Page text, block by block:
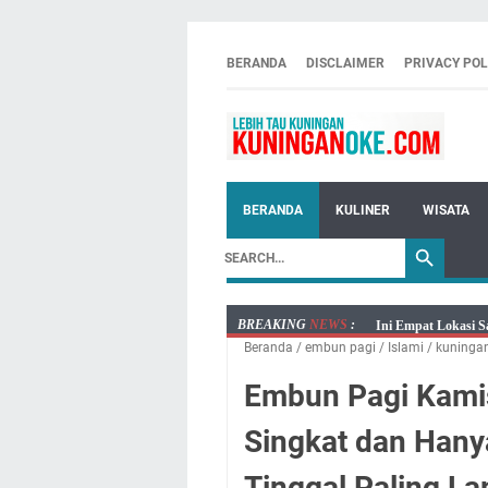
BERANDA DISCLAIMER PRIVACY
BERANDA KULINER WISATA
BREAKING NEWS :
Ini Empat Lokasi
Jumat 7 Agustus
Embun Pagi
Tetap Berjalan
Salat Lima Waktu
Menenangkan, Ini
Beranda / embun pagi / Islami /
Embun Pagi
Singkat dan